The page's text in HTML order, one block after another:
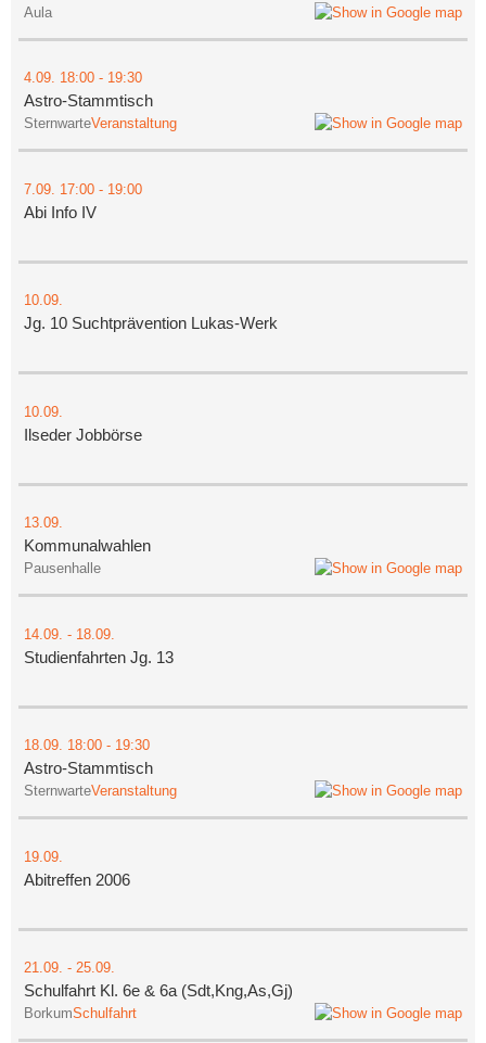
Aula
4.09. 18:00 - 19:30
Astro-Stammtisch
SternwarteVeranstaltung
7.09. 17:00 - 19:00
Abi Info IV
10.09.
Jg. 10 Suchtprävention Lukas-Werk
10.09.
Ilseder Jobbörse
13.09.
Kommunalwahlen
Pausenhalle
14.09. - 18.09.
Studienfahrten Jg. 13
18.09. 18:00 - 19:30
Astro-Stammtisch
SternwarteVeranstaltung
19.09.
Abitreffen 2006
21.09. - 25.09.
Schulfahrt Kl. 6e & 6a (Sdt,Kng,As,Gj)
BorkumSchulfahrt